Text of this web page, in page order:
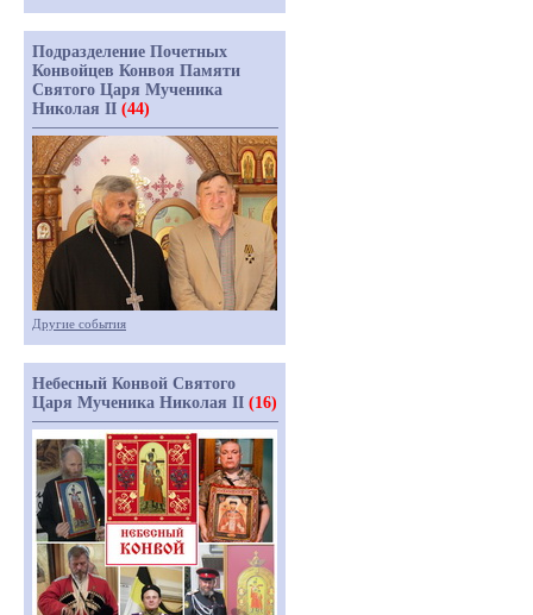
Подразделение Почетных
Конвойцев Конвоя Памяти
Святого Царя Мученика
Николая II (44)
Другие события
Небесный Конвой Святого
Царя Мученика Николая II (16)